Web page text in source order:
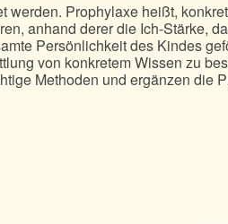
werden. Prophylaxe heißt,
anhand derer die Ich-Stärke,
Persönlichkeit des Kindes
von konkretem Wissen zu
Methoden und ergänzen die